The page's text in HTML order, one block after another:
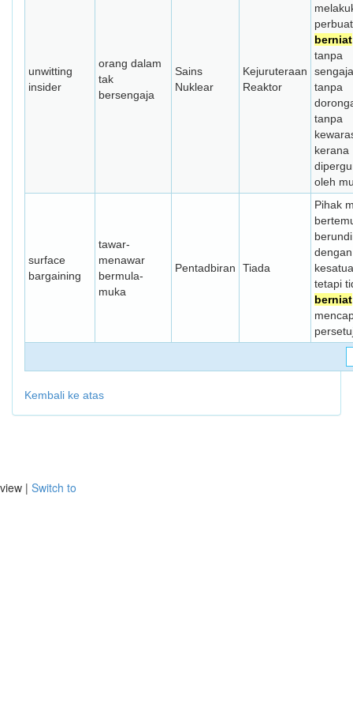
unwitting
insider
orang dalam
tak
bersengaja
Sains
Nuklear
Kejuruteraan
Reaktor
berniat
tanpa
tanpa
tanpa
kerana
oleh
surface
bargaining
tawar-
menawar
bermula-
muka
Pentadbiran Tiada
Pihak
dengan
tetapi
berniat
Kembali ke atas
view | Switch to